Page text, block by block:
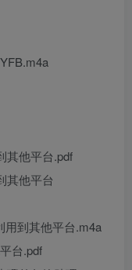
其他平台.pdf
其他平台
用到其他平台.m4a
台.pdf